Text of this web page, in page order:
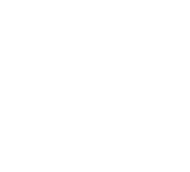
DE NERATAT